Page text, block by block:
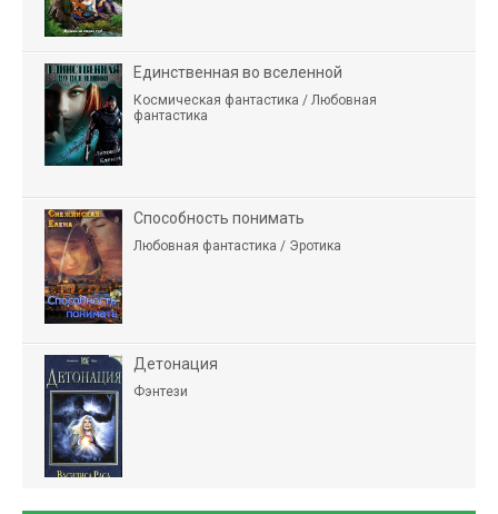
Единственная во вселенной
Космическая фантастика / Любовная
фантастика
Способность понимать
Любовная фантастика / Эротика
Детонация
Фэнтези